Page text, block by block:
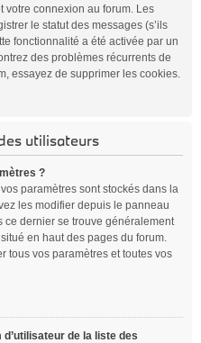
votre connexion au forum. Les
le statut des messages (s’ils
fonctionnalité a été activée par un
des problèmes récurrents de
essayez de supprimer les cookies.
utilisateurs
?
paramètres sont stockés dans la
les modifier depuis le panneau
ce dernier se trouve généralement
en haut des pages du forum.
tous vos paramètres et toutes vos
de la liste des